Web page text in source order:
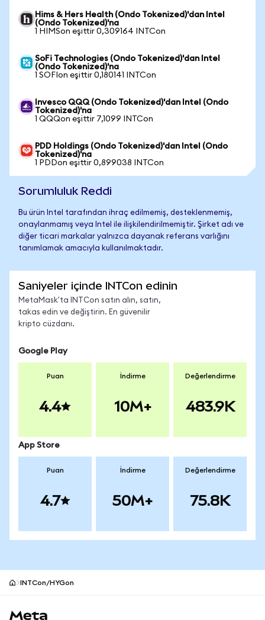
Hims & Hers Health (Ondo Tokenized)'dan Intel
(Ondo Tokenized)'na
1 HIMSon eşittir 0,309164 INTCon
SoFi Technologies (Ondo Tokenized)'dan Intel
(Ondo Tokenized)'na
1 SOFIon eşittir 0,180141 INTCon
Invesco QQQ (Ondo Tokenized)'dan Intel (Ondo
Tokenized)'na
1 QQQon eşittir 7,1099 INTCon
PDD Holdings (Ondo Tokenized)'dan Intel (Ondo
Tokenized)'na
1 PDDon eşittir 0,899038 INTCon
Sorumluluk Reddi
Bu ürün Intel tarafından ihraç edilmemiş, desteklenmemiş,
onaylanmamış veya Intel ile ilişkilendirilmemiştir. Şirket adı ve
diğer ticari markalar yalnızca dayanak referans varlığını
tanımlamak amacıyla kullanılmaktadır.
Saniyeler içinde INTCon edinin
MetaMask'ta INTCon satın alın, satın,
takas edin ve değiştirin. En güvenilir
kripto cüzdanı.
Google Play
Puan
4.4
İndirme
10M+
Değerlendirme
483.9K
App Store
Puan
4.7
İndirme
50M+
Değerlendirme
75.8K
INTCon/HYGon